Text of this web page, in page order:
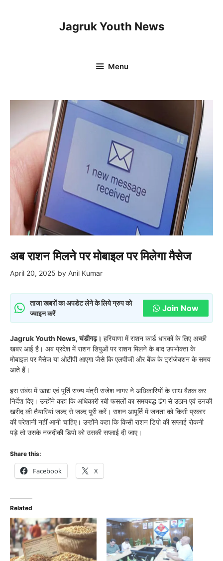
Jagruk Youth News
Menu
अब राशन मिलने पर मोबाइल पर मिलेगा मैसेज
April 20, 2025 by Anil Kumar
ताजा खबरों का अपडेट लेने के लिये ग्रुप को
ज्वाइन करें
Join Now
Jagruk Youth News, चंडीगढ़। हरियाणा में राशन कार्ड धारकों के लिए अच्छी
खबर आई है। अब प्रदेश में राशन डिपुओं पर राशन मिलने के बाद उपभोक्ता के
मोबाइल पर मैसेज या ओटीपी आएगा जैसे कि एलपीजी और बैंक के ट्रांजेक्शन के समय
आते हैं।
इस संबंध में खाद्य एवं पूर्ति राज्य मंत्री राजेश नागर ने अधिकारियों के साथ बैठक कर
निर्देश दिए। उन्होंने कहा कि अधिकारी रबी फसलों का समयबद्ध ढंग से उठान एवं उनकी
खरीद की तैयारियां जल्द से जल्द पूरी करें। राशन आपूर्ति में जनता को किसी प्रकार
की परेशानी नहीं आनी चाहिए। उन्होंने कहा कि किसी राशन डिपो की सप्लाई रोकनी
पड़े तो उसके नजदीकी डिपो को उसकी सप्लाई दी जाए।
Share this:
Facebook X
Related